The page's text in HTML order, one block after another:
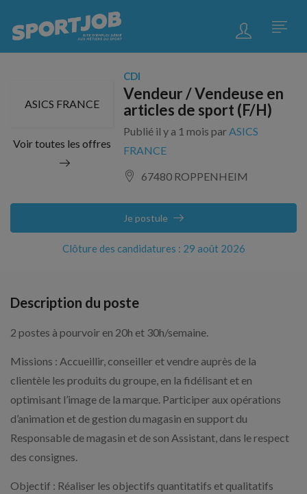
ASICS FRANCE
Voir toutes les offres
CDI
Vendeur / Vendeuse en
articles de sport (F/H)
Publié il y a 1 mois parASICS
FRANCE
67480 ROPPENHEIM
Clôture des candidatures : 29 août 2026
Je postule
Description du poste
2 postes à pourvoir en 20h et 30h/semaine.
Missions : Accueillir, conseiller et vendre auprès de la
clientèle les produits du groupe, en la fidélisant et en
optimisant l’image de la marque. Participer aux opérations
d’animation et de gestion du magasin en support du
Responsable de magasin et de son Assistant, dans le respect
des consignes.
Objectif : Réaliser les objectifs quantitatifs et qualitatifs